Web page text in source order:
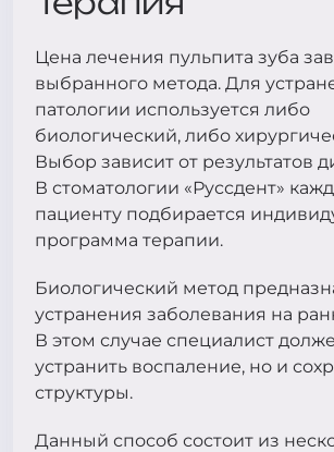
Цена лечения пульпита зуба
выбранного метода. Для
патологии используется либо
биологический, либо
Выбор зависит от результатов
В стоматологии «Руссдент»
пациенту подбирается
программа терапии.
Биологический метод
устранения заболевания на
В этом случае специалист
устранить воспаление, но и
структуры.
Данный способ состоит из